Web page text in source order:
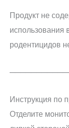
Продукт не
использования
родентицидов
Инструкция по
Отделите